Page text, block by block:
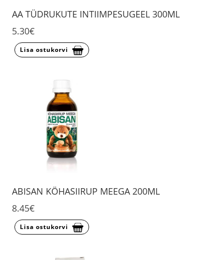
AA TÜDRUKUTE INTIIMPESUGEEL 300ML
5.30€
Lisa ostukorvi
ABISAN KÖHASIIRUP MEEGA 200ML
8.45€
Lisa ostukorvi